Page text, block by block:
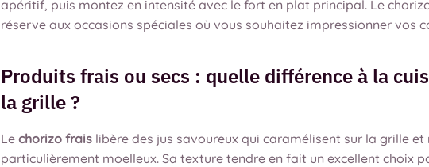
apéritif, puis montez en intensité avec le fort en plat principal. Le
réserve aux occasions spéciales où vous souhaitez impressionner vos
Produits frais ou secs : quelle différence à la
la grille ?
Le chorizo frais libère des jus savoureux qui caramélisent sur la grille et
particulièrement moelleux. Sa texture tendre en fait un excellent choix